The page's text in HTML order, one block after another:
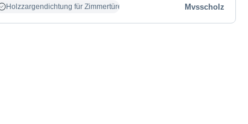
Holzzargendichtung für Zimmertüren weiß. Mvsscholz